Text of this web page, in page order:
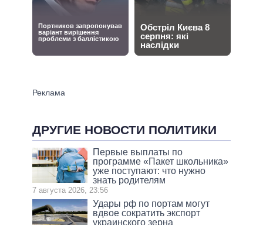
ДРУГИЕ НОВОСТИ ПОЛИТИКИ
Первые выплаты по
программе «Пакет школьника»
уже поступают: что нужно
знать родителям
7 августа 2026, 23:56
Удары рф по портам могут
вдвое сократить экспорт
украинского зерна